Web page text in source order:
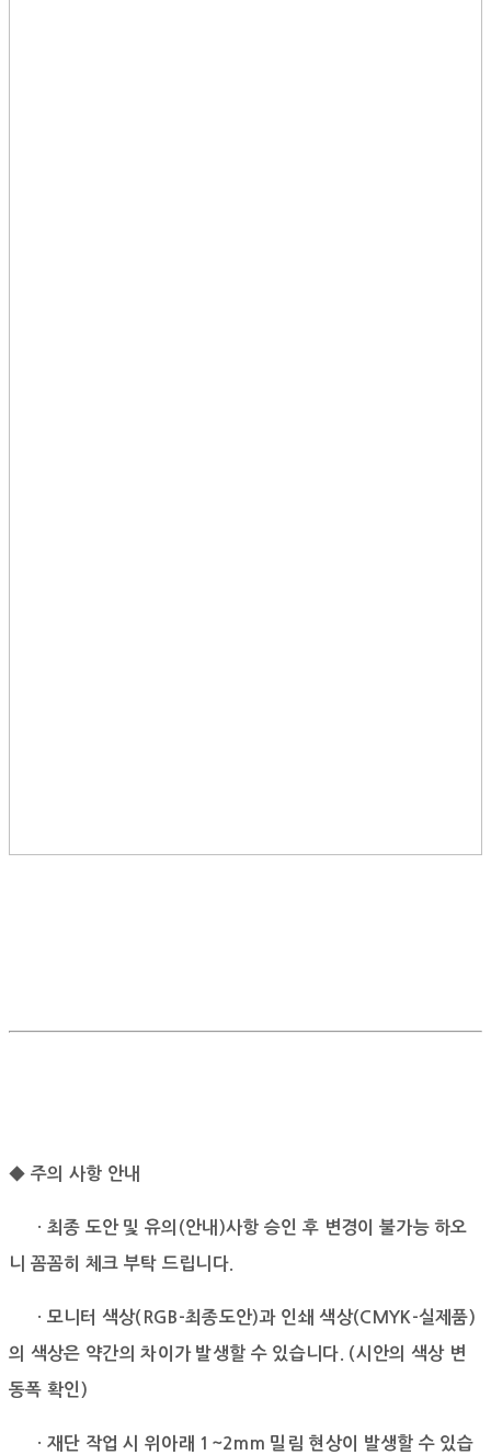
◆ 주의 사항 안내
· 최종 도안 및 유의(안내)사항 승인 후 변경이 불가능 하오
니 꼼꼼히 체크 부탁 드립니다.
· 모니터 색상(RGB-최종도안)과 인쇄 색상(CMYK-실제품)
의 색상은 약간의 차이가 발생할 수 있습니다. (시안의 색상 변
동폭 확인)
· 재단 작업 시 위아래 1~2mm 밀림 현상이 발생할 수 있습